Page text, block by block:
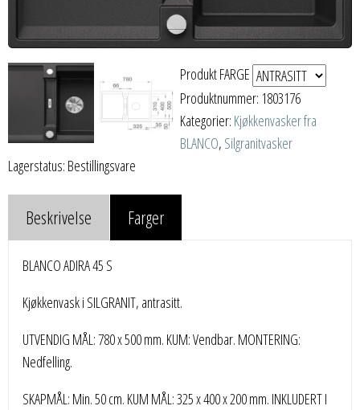
Produkt FARGE
Produktnummer: 1803176
Kategorier: Kjøkkenvasker fra
BLANCO, Silgranitvasker
Lagerstatus: Bestillingsvare
Beskrivelse Farger
BLANCO ADIRA 45 S
Kjøkkenvask i SILGRANIT, antrasitt.
UTVENDIG MÅL: 780 x 500 mm. KUM: Vendbar. MONTERING:
Nedfelling.
SKAPMÅL: Min. 50 cm. KUM MÅL: 325 x 400 x 200 mm. INKLUDERT I